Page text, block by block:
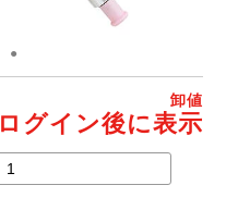
●
卸値
ログイン後に表示